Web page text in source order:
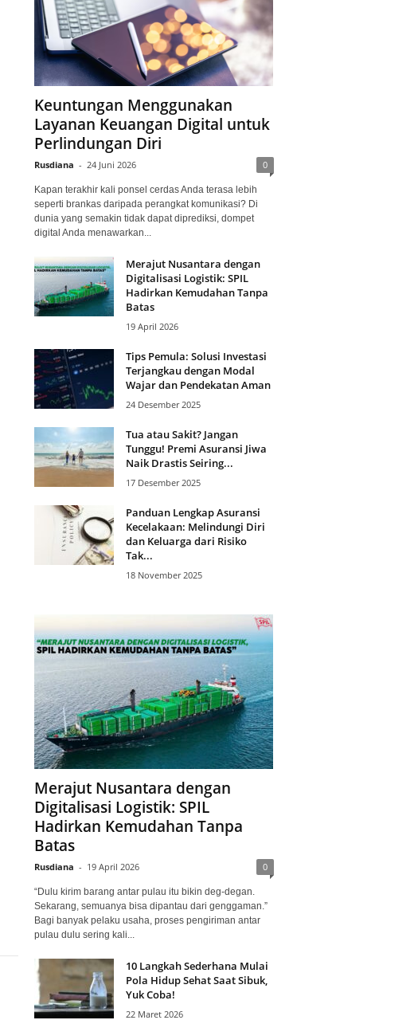
Keuntungan Menggunakan
Layanan Keuangan Digital untuk
Perlindungan Diri
Rusdiana - 24 Juni 2026 0
Kapan terakhir kali ponsel cerdas Anda terasa lebih
seperti brankas daripada perangkat komunikasi? Di
dunia yang semakin tidak dapat diprediksi, dompet
digital Anda menawarkan...
Merajut Nusantara dengan
Digitalisasi Logistik: SPIL
Hadirkan Kemudahan Tanpa
Batas
19 April 2026
Tips Pemula: Solusi Investasi
Terjangkau dengan Modal
Wajar dan Pendekatan Aman
24 Desember 2025
Tua atau Sakit? Jangan
Tunggu! Premi Asuransi Jiwa
Naik Drastis Seiring...
17 Desember 2025
Panduan Lengkap Asuransi
Kecelakaan: Melindungi Diri
dan Keluarga dari Risiko
Tak...
18 November 2025
Merajut Nusantara dengan
Digitalisasi Logistik: SPIL
Hadirkan Kemudahan Tanpa
Batas
Rusdiana - 19 April 2026 0
“Dulu kirim barang antar pulau itu bikin deg-degan.
Sekarang, semuanya bisa dipantau dari genggaman.”
Bagi banyak pelaku usaha, proses pengiriman antar
pulau dulu sering kali...
10 Langkah Sederhana Mulai
Pola Hidup Sehat Saat Sibuk,
Yuk Coba!
22 Maret 2026